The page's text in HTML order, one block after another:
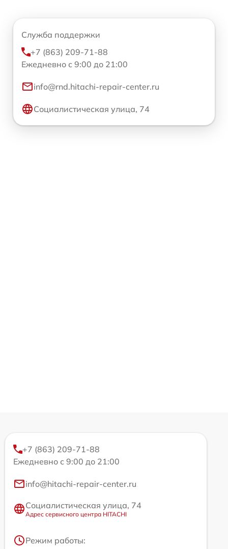
Служба поддержки
+7 (863) 209-71-88
Ежедневно с 9:00 до 21:00
info@rnd.hitachi-repair-center.ru
Социалистическая улица, 74
+7 (863) 209-71-88
Ежедневно с 9:00 до 21:00
info@hitachi-repair-center.ru
Социалистическая улица, 74
Адрес сервисного центра HITACHI
Режим работы: